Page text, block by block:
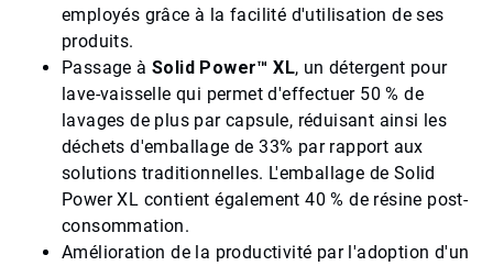
employés grâce à la facilité d'utilisation de ses
produits.​​​​​​​
Passage à Solid Power™ XL, un détergent pour
lave-vaisselle qui permet d'effectuer 50 % de
lavages de plus par capsule, réduisant ainsi les
déchets d'emballage de 33% par rapport aux
solutions traditionnelles.​​​​​​​ L'emballage de Solid
Power XL contient également 40 % de résine post-
consommation.​​​​​​​
Amélioration de la productivité par l'adoption d'un